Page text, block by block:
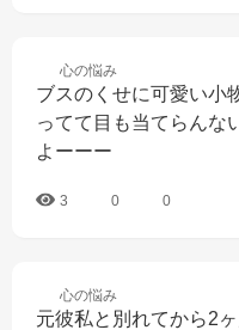
心の悩み
ブスのくせに可愛い小
ってて目も当てらんな
よーーー
3 0 0
心の悩み
元彼私と別れてから2